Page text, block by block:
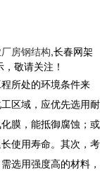
房钢结构,长春网架
敬请关注！
所处的环境条件来
区域，应优先选用耐
膜，能抵御腐蚀；或
使用寿命。其次，考
选用强度高的材料，